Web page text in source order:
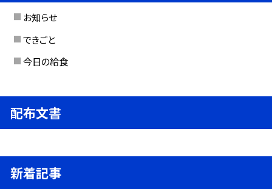
お知らせ
できごと
今日の給食
配布文書
新着記事